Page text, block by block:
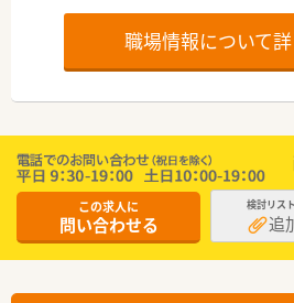
職場情報について
この求人に
問い合わせる
検討リス
追